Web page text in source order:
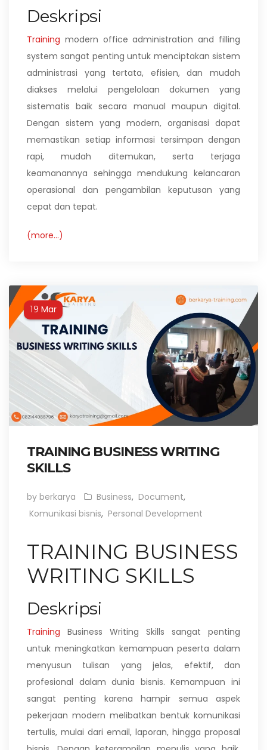
Deskripsi
Training modern office administration and filling
system sangat penting untuk menciptakan sistem
administrasi yang tertata, efisien, dan mudah
diakses melalui pengelolaan dokumen yang
sistematis baik secara manual maupun digital.
Dengan sistem yang modern, organisasi dapat
memastikan setiap informasi tersimpan dengan
rapi, mudah ditemukan, serta terjaga
keamanannya sehingga mendukung kelancaran
operasional dan pengambilan keputusan yang
cepat dan tepat.
(more…)
19 Mar
TRAINING BUSINESS WRITING
SKILLS
by berkarya Business, Document,
Komunikasi bisnis, Personal Development
TRAINING BUSINESS
WRITING SKILLS
Deskripsi
Training Business Writing Skills sangat penting
untuk meningkatkan kemampuan peserta dalam
menyusun tulisan yang jelas, efektif, dan
profesional dalam dunia bisnis. Kemampuan ini
sangat penting karena hampir semua aspek
pekerjaan modern melibatkan bentuk komunikasi
tertulis, mulai dari email, laporan, hingga proposal